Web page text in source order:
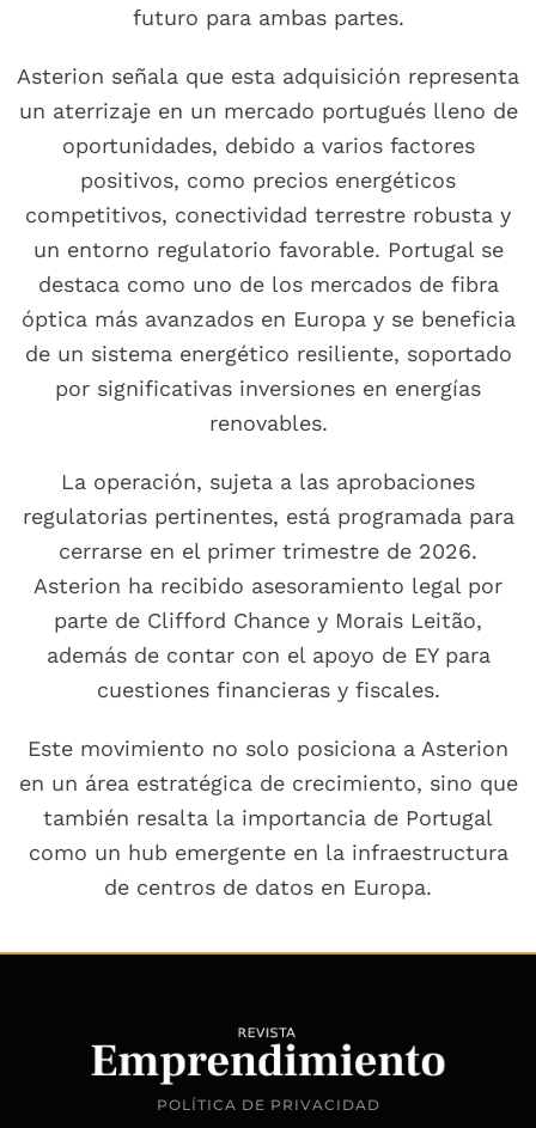
futuro para ambas partes.
Asterion señala que esta adquisición representa
un aterrizaje en un mercado portugués lleno de
oportunidades, debido a varios factores
positivos, como precios energéticos
competitivos, conectividad terrestre robusta y
un entorno regulatorio favorable. Portugal se
destaca como uno de los mercados de fibra
óptica más avanzados en Europa y se beneficia
de un sistema energético resiliente, soportado
por significativas inversiones en energías
renovables.
La operación, sujeta a las aprobaciones
regulatorias pertinentes, está programada para
cerrarse en el primer trimestre de 2026.
Asterion ha recibido asesoramiento legal por
parte de Clifford Chance y Morais Leitão,
además de contar con el apoyo de EY para
cuestiones financieras y fiscales.
Este movimiento no solo posiciona a Asterion
en un área estratégica de crecimiento, sino que
también resalta la importancia de Portugal
como un hub emergente en la infraestructura
de centros de datos en Europa.
POLÍTICA DE PRIVACIDAD